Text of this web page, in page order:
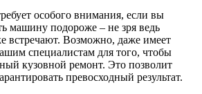
особого внимания, если вы
машину подороже – не зря ведь
встречают. Возможно, даже имеет
специалистам для того, чтобы
кузовной ремонт. Это позволит
превосходный результат.